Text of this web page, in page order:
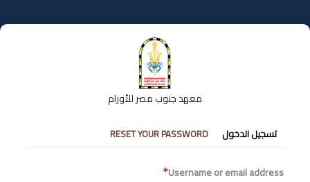
إلى
المحتوى
معهد جنوب مصر للأورام
التبويبات
الأساسية
تسجيل الدخول RESET YOUR PASSWORD
Username or email address